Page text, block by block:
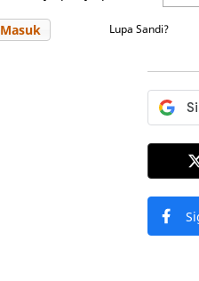
Masuk Lupa Sandi?